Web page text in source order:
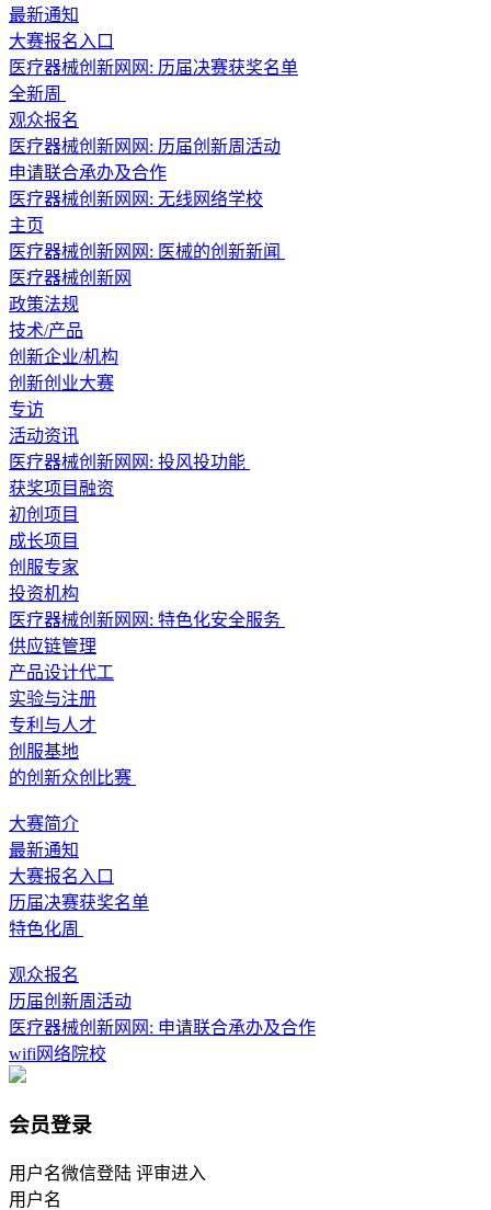
最新通知
大赛报名入口
医疗器械创新网网: 历届决赛获奖名单
全新周
观众报名
医疗器械创新网网: 历届创新周活动
申请联合承办及合作
医疗器械创新网网: 无线网络学校
主页
医疗器械创新网网: 医械的创新新闻
医疗器械创新网
政策法规
技术/产品
创新企业/机构
创新创业大赛
专访
活动资讯
医疗器械创新网网: 投风投功能
获奖项目融资
初创项目
成长项目
创服专家
投资机构
医疗器械创新网网: 特色化安全服务
供应链管理
产品设计代工
实验与注册
专利与人才
创服基地
的创新众创比赛
大赛简介
最新通知
大赛报名入口
历届决赛获奖名单
特色化周
观众报名
历届创新周活动
医疗器械创新网网: 申请联合承办及合作
wifi网络院校
会员登录
用户名微信登陆 评审进入
用户名